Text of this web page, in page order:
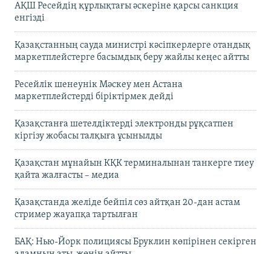
АҚШ Ресейдің құрлықтағы әскеріне қарсы санкция
енгізді
Қазақстанның сауда министрі кәсіпкерлерге отандық
маркетплейстерге басымдық беру жайлы кеңес айтты
Ресейлік шенеунік Мәскеу мен Астана
маркетплейстерді біріктірмек дейді
Қазақстанға шетелдіктерді электронды рұқсатпен
кіргізу жобасы талқыға ұсынылды
Қазақстан мұнайын КҚК терминалынан танкерге тиеу
қайта жалғасты – медиа
Қазақстанда желіде бейпіл сөз айтқан 20-дан астам
стример жауапқа тартылған
БАҚ: Нью-Йорк полициясы Бруклин көпірінен секірген